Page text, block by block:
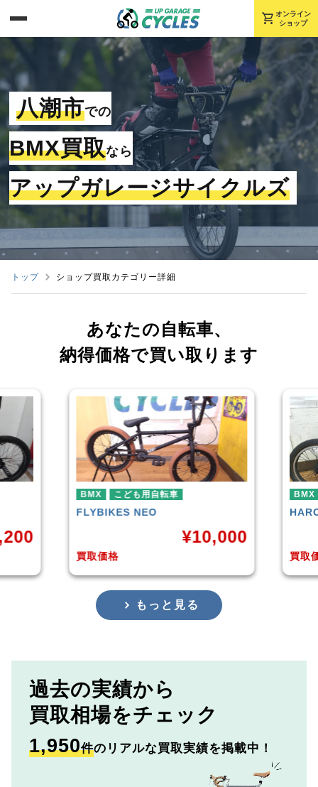
shopping_cart オンライン
ショップ
八潮市での
BMX買取なら
アップガレージサイクルズ
トップ ショップ買取カテゴリー詳細
あなたの自転車、
納得価格で買い取ります
¥10,000
BMX
HARODOWNTOWN
買取価格
¥4,225
もっと見る
過去の実績から
買取相場をチェック
1,950件のリアルな買取実績を掲載中！